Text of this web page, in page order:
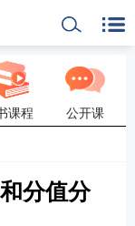
课程 公开课
分值分